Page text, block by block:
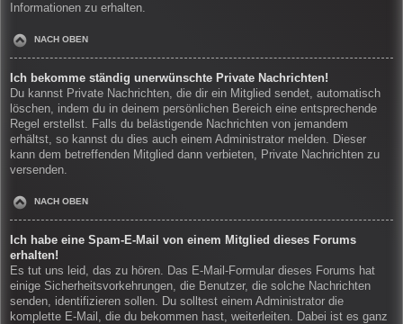
Informationen zu erhalten.
NACH OBEN
Ich bekomme ständig unerwünschte Private Nachrichten!
Du kannst Private Nachrichten, die dir ein Mitglied sendet, automatisch
löschen, indem du in deinem persönlichen Bereich eine entsprechende
Regel erstellst. Falls du belästigende Nachrichten von jemandem
erhältst, so kannst du dies auch einem Administrator melden. Dieser
kann dem betreffenden Mitglied dann verbieten, Private Nachrichten zu
versenden.
NACH OBEN
Ich habe eine Spam-E-Mail von einem Mitglied dieses Forums
erhalten!
Es tut uns leid, das zu hören. Das E-Mail-Formular dieses Forums hat
einige Sicherheitsvorkehrungen, die Benutzer, die solche Nachrichten
senden, identifizieren sollen. Du solltest einem Administrator die
komplette E-Mail, die du bekommen hast, weiterleiten. Dabei ist es ganz